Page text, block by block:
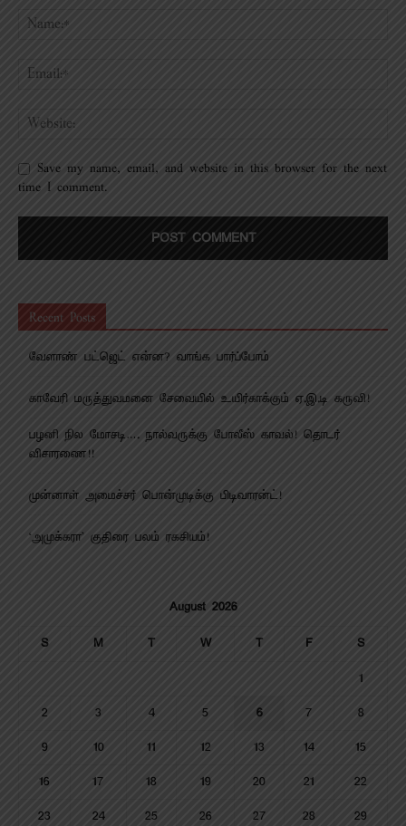
Save my name, email, and website in this browser for the next
time I comment.
Recent Posts
வேளாண் பட்ஜெட் என்ன? வாங்க பார்ப்போம்
காவேரி மருத்துவமனை சேவையில் உயிர்காக்கும் ஏ.இ.டி கருவி!
பழனி நில மோசடி…. நால்வருக்கு போலீஸ் காவல்! தொடர்
விசாரணை!!
முன்னாள் அமைச்சர் பொன்முடிக்கு பிடிவாரன்ட்!
‘அமுக்கரா’ குதிரை பலம் ரகசியம்!
August 2026
S M T W T F S
1
2 3 4 5 6 7 8
9 10 11 12 13 14 15
16 17 18 19 20 21 22
23 24 25 26 27 28 29